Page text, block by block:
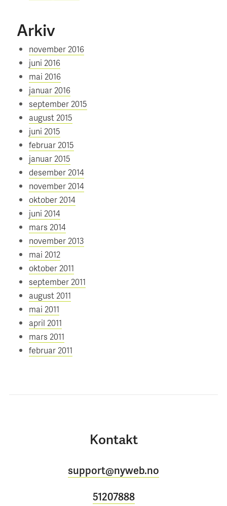
Arkiv
november 2016
juni 2016
mai 2016
januar 2016
september 2015
august 2015
juni 2015
februar 2015
januar 2015
desember 2014
november 2014
oktober 2014
juni 2014
mars 2014
november 2013
mai 2012
oktober 2011
september 2011
august 2011
mai 2011
april 2011
mars 2011
februar 2011
Kontakt
support@nyweb.no
51207888